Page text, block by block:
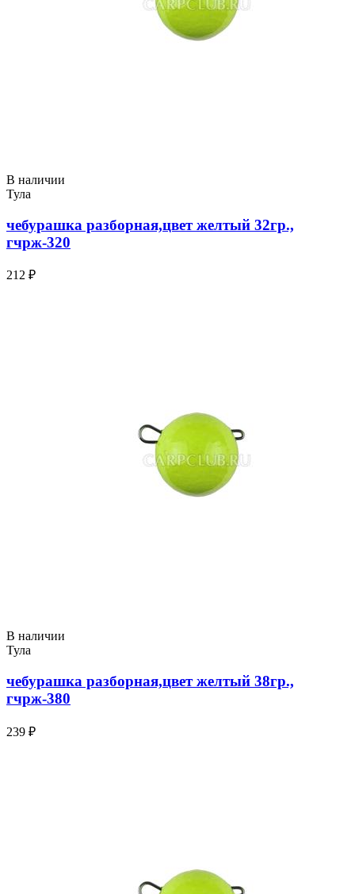
В наличии
Тула
чебурашка разборная,цвет желтый 32гр.,
гчрж-320
212 ₽
В наличии
Тула
чебурашка разборная,цвет желтый 38гр.,
гчрж-380
239 ₽